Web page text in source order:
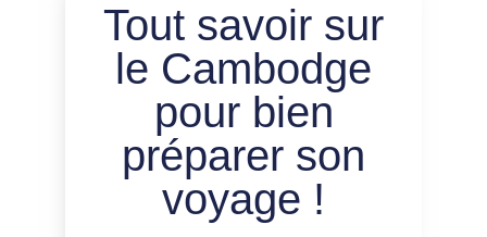
Tout savoir sur
le Cambodge
pour bien
préparer son
voyage !